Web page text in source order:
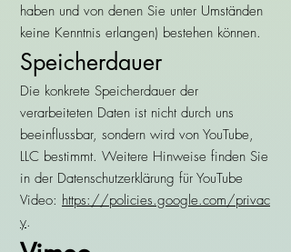
haben und von denen Sie unter Umständen
keine Kenntnis erlangen) bestehen können.
Speicherdauer
Die konkrete Speicherdauer der
verarbeiteten Daten ist nicht durch uns
beeinflussbar, sondern wird von YouTube,
LLC bestimmt. Weitere Hinweise finden Sie
in der Datenschutzerklärung für YouTube
Video: https://policies.google.com/privac
y.